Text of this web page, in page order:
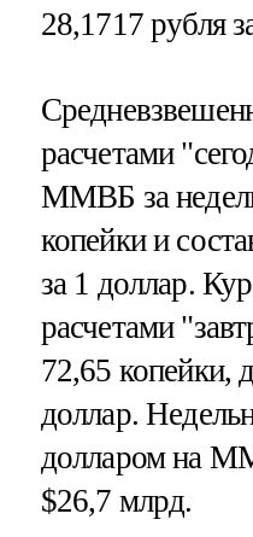
28,1717 рубля
расчетами
ММВБ за
копейки и
за 1 доллар.
расчетами
72,65 копейки,
доллар.
долларом на
$26,7 млрд.